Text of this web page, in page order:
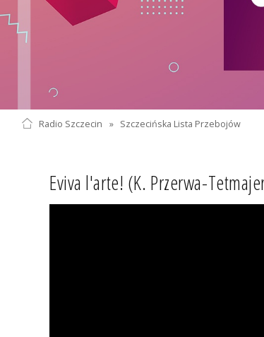
Radio Szczecin » Szczecińska Lista Przebojów
Eviva l'arte! (K. Przerwa-